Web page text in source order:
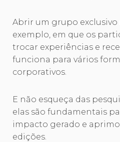
Abrir um grupo
exemplo, em que os
trocar experiências e
funciona para vários
corporativos.
E não esqueça das
elas são fundamentais
impacto gerado e
edições.